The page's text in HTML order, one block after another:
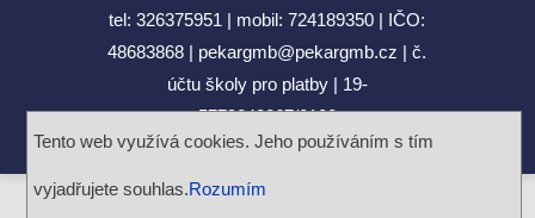
Tento web využívá cookies. Jeho používáním s tím
vyjadřujete souhlas.Rozumím
Jediný český tým s medailí!
Srdcem na start, pomocí do cíle! Run and Help 2026 se
RSS
Editace rubriky
tel: 326375951
mobil: 724189350
IČO:
48683868
pekargmb@pekargmb.cz
č.
účtu školy pro platby
19-
5779840267/0100
Design byTöpfer&Töpfer, 2018